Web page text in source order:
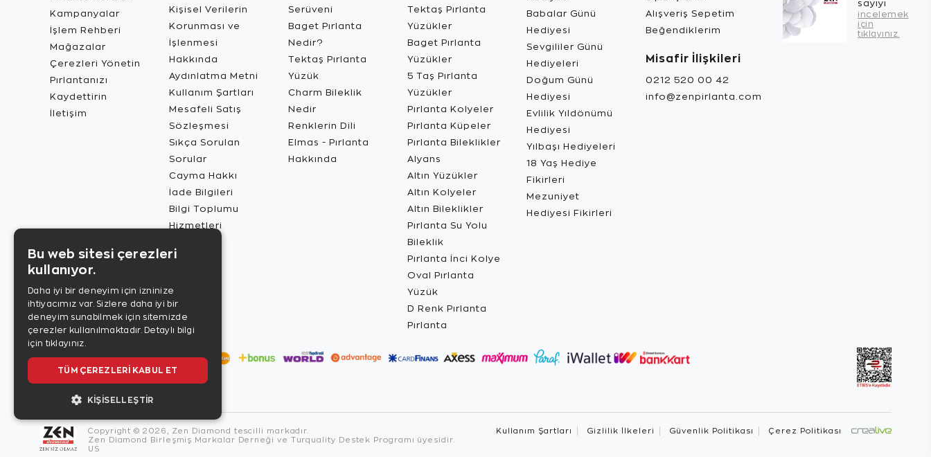
Kampanyalar
İşlem Rehberi
Mağazalar
Çerezleri Yönetin
Pırlantanızı
Kaydettirin
İletişim
Kişisel Verilerin
Korunması ve
İşlenmesi
Hakkında
Aydınlatma Metni
Kullanım Şartları
Mesafeli Satış
Sözleşmesi
Sıkça Sorulan
Sorular
Cayma Hakkı
İade Bilgileri
Bilgi Toplumu
Hizmetleri
Serüveni
Baget Pırlanta
Nedir?
Tektaş Pırlanta
Yüzük
Charm Bileklik
Nedir
Renklerin Dili
Elmas - Pırlanta
Hakkında
Tektaş Pırlanta
Yüzükler
Baget Pırlanta
Yüzükler
5 Taş Pırlanta
Yüzükler
Pırlanta Kolyeler
Pırlanta Küpeler
Pırlanta Bileklikler
Alyans
Altın Yüzükler
Altın Kolyeler
Altın Bileklikler
Pırlanta Su Yolu
Bileklik
Pırlanta İnci Kolye
Oval Pırlanta
Yüzük
D Renk Pırlanta
Pırlanta
Babalar Günü
Hediyesi
Sevgililer Günü
Hediyeleri
Doğum Günü
Hediyesi
Evlilik Yıldönümü
Hediyesi
Yılbaşı Hediyeleri
18 Yaş Hediye
Fikirleri
Mezuniyet
Hediyesi Fikirleri
Alışveriş Sepetim
Beğendiklerim
Misafir İlişkileri
0212 520 00 42
info@zenpirlanta.com
sayıyı
incelemek
için
tıklayınız.
Copyright © 2026, Zen Diamond tescilli markadır.
Zen Diamond Birleşmiş Markalar Derneği ve Turquality Destek Programı üyesidir.
US
Kullanım Şartları Gizlilik İlkeleri Güvenlik Politikası Çerez Politikası
Bu web sitesi çerezleri
kullanıyor.
Daha iyi bir deneyim için izninize
ihtiyacımız var. Sizlere daha iyi bir
deneyim sunabilmek için sitemizde
çerezler kullanılmaktadır. Detaylı bilgi
için tıklayınız.
TÜM ÇEREZLERI KABUL ET
KIŞISELLEŞTIR